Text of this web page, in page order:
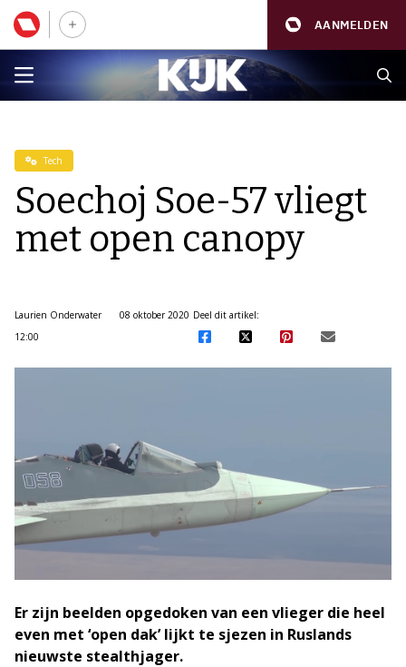
AANMELDEN
Tech
Soechoj Soe-57 vliegt
met open canopy
Laurien Onderwater
08 oktober 2020
12:00
Deel dit artikel:
Er zijn beelden opgedoken van een vlieger die heel
even met ‘open dak’ lijkt te sjezen in Ruslands
nieuwste stealthjager.